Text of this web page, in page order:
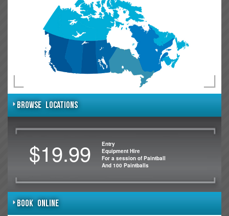
BROWSE LOCATIONS
$19.99
Entry
Equipment Hire
For a session of Paintball
And 100 Paintballs
BOOK ONLINE